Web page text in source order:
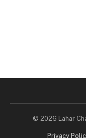
© 2026 Lahar
Privacy